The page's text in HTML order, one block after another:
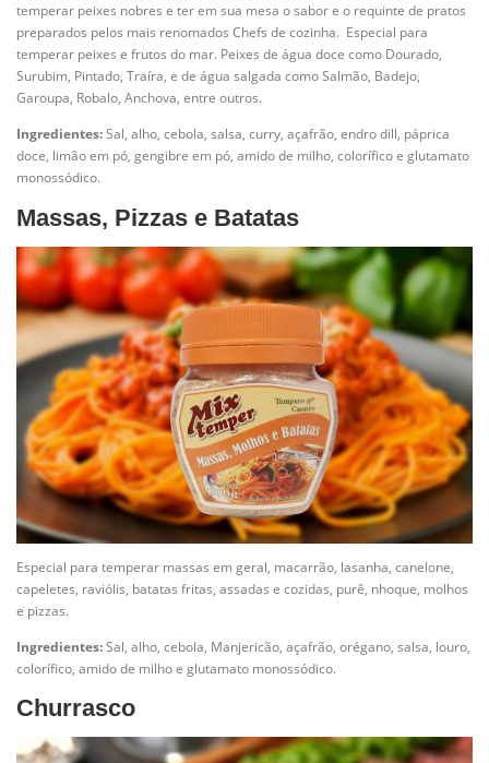
temperar peixes nobres e ter em sua mesa o sabor e o requinte de pratos
preparados pelos mais renomados Chefs de cozinha. Especial para
temperar peixes e frutos do mar. Peixes de água doce como Dourado,
Surubim, Pintado, Traíra, e de água salgada como Salmão, Badejo,
Garoupa, Robalo, Anchova, entre outros.
Ingredientes:Sal, alho, cebola, salsa, curry, açafrão, endro dill, páprica
doce, limão em pó, gengibre em pó, amido de milho, colorífico e glutamato
monossódico.
Massas, Pizzas e Batatas
Especial para temperar massas em geral, macarrão, lasanha, canelone,
capeletes, raviólis, batatas fritas, assadas e cozidas, purê, nhoque, molhos
e pizzas.
Ingredientes:Sal, alho, cebola, Manjericão, açafrão, orégano, salsa, louro,
colorífico, amido de milho e glutamato monossódico.
Churrasco